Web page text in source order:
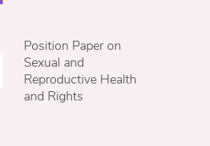
Position Paper on
Sexual and
Reproductive Health
and Rights